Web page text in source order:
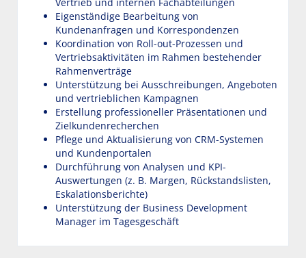
Eigenständige Bearbeitung von
Kundenanfragen und Korrespondenzen
Koordination von Roll-out-Prozessen und
Vertriebsaktivitäten im Rahmen bestehender
Rahmenverträge
Unterstützung bei Ausschreibungen, Angeboten
und vertrieblichen Kampagnen
Erstellung professioneller Präsentationen und
Zielkundenrecherchen
Pflege und Aktualisierung von CRM-Systemen
und Kundenportalen
Durchführung von Analysen und KPI-
Auswertungen (z. B. Margen, Rückstandslisten,
Eskalationsberichte)
Unterstützung der Business Development
Manager im Tagesgeschäft